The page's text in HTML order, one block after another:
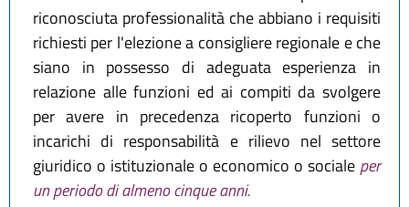
riconosciuta professionalità che abbiano i requisiti
richiesti per l'elezione a consigliere regionale e che
siano in possesso di adeguata esperienza in
relazione alle funzioni ed ai compiti da svolgere
per avere in precedenza ricoperto funzioni o
incarichi di responsabilità e rilievo nel settore
giuridico o istituzionale o economico o sociale per
un periodo di almeno cinque anni.